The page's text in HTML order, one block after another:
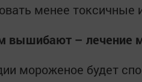
менее токсичные
вышибают – лечение
мороженое будет